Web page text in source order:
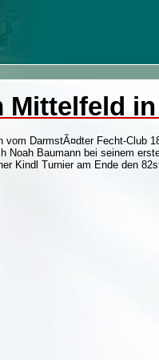
Mittelfeld
DarmstÃ¤dter Fecht-Club
Baumann bei seinem
Kindl Turnier am Ende den